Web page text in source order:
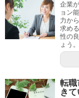
企業
ョン
力か
求め
性の
ょう。
転職
き